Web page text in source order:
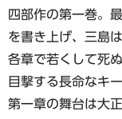
四部作の第一巻。
を書き上げ、三島
各章で若くして死
目撃する長命なキ
第一章の舞台は大